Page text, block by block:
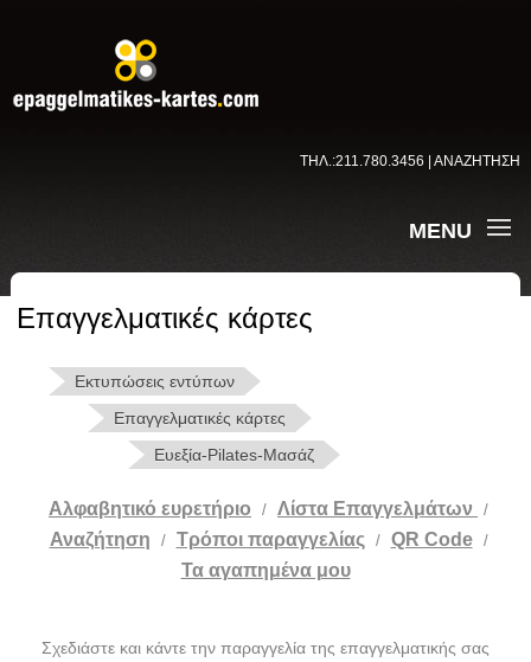
ΤΗΛ.:211.780.3456 | ΑΝΑΖΗΤΗΣΗ
MENU
Επαγγελματικές κάρτες
Εκτυπώσεις εντύπων
Επαγγελματικές κάρτες
Ευεξία-Pilates-Μασάζ
Αλφαβητικό ευρετήριο / Λίστα Επαγγελμάτων /
Αναζήτηση / Tρόποι παραγγελίας / QR Code /
Τα αγαπημένα μου
Σχεδιάστε και κάντε την παραγγελία της επαγγελματικής σας